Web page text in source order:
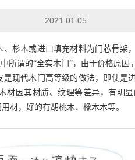
2021.01.05
、杉木或进口填充材料为门芯骨架
所谓的“全实木门”，由于价格原
现代木门高等级的做法，即使是
材因其材质、纹理等差异，有明
材，好的有胡桃木、橡木木等。